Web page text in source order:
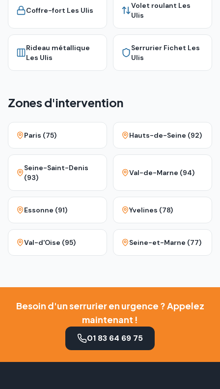
Coffre-fort Les Ulis
Volet roulant Les
Ulis
Rideau métallique
Les Ulis
Serrurier Fichet Les
Ulis
Zones d'intervention
Paris (75) Hauts-de-Seine (92)
Seine-Saint-Denis
(93)
Val-de-Marne (94)
Essonne (91) Yvelines (78)
Val-d'Oise (95) Seine-et-Marne (77)
Besoin d'un serrurier en urgence ? Appelez
maintenant !
01 83 64 69 75